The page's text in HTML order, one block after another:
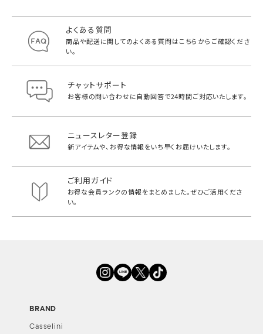
よくある質問
商品や配送に関してのよくある質問はこちらからご確認くださ
い。
チャットサポート
お客様の問い合わせに自動回答で24時間ご対応いたします。
ニュースレター登録
新アイテムや、お得な情報をいち早く お届けいたします。
ご利用ガイド
お得な会員ランクの情報をまとめました。ぜひご活用くださ
い。
BRAND
Casselini